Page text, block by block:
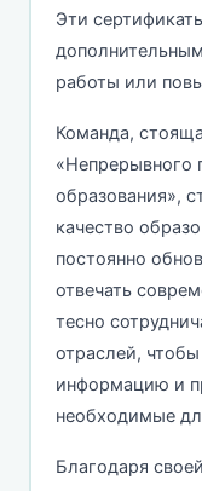
Эти
работы или
Команда,
«Непрерывного
образования»,
качество
постоянно
отвечать
тесно
отраслей,
информацию и
необходимые
Благодаря